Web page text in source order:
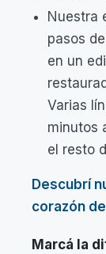
Nuestra
pasos
en un
Varias
minutos
el resto
Descubrí
corazón
Marcá la